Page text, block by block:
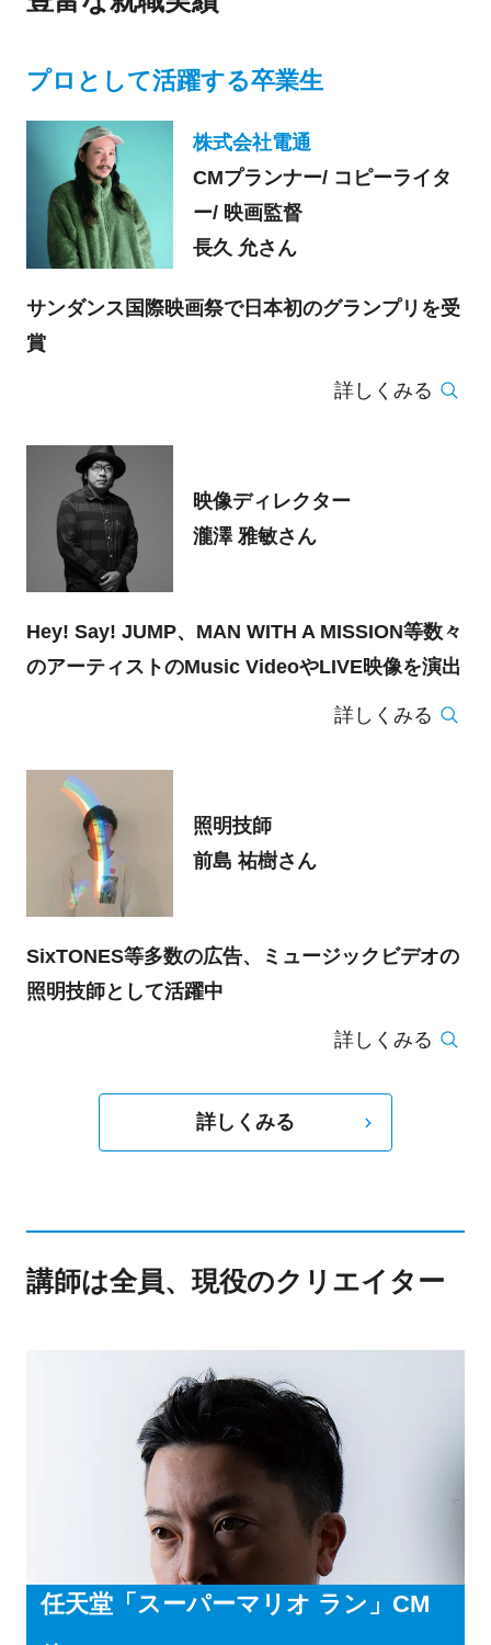
プロとして活躍する卒業生
株式会社電通
CMプランナー/ コピーライタ
ー/ 映画監督
長久 允さん
サンダンス国際映画祭で日本初のグランプリを受
賞
詳しくみる
映像ディレクター
瀧澤 雅敏さん
Hey! Say! JUMP、MAN WITH A MISSION等数々
のアーティストのMusic VideoやLIVE映像を演出
詳しくみる
照明技師
前島 祐樹さん
SixTONES等多数の広告、ミュージックビデオの
照明技師として活躍中
詳しくみる
詳しくみる
講師は全員、現役のクリエイター
任天堂「スーパーマリオ ラン」CM